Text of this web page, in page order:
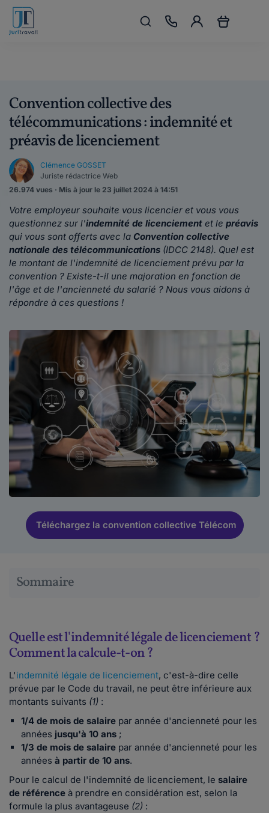
Convention collective des
télécommunications : indemnité et
préavis de licenciement
Clémence GOSSET
Juriste rédactrice Web
26.974 vues · Mis à jour le 23 juillet 2024 à 14:51
Votre employeur souhaite vous licencier et vous vous
questionnez sur l'indemnité de licenciement et le préavis
qui vous sont offerts avec la Convention collective
nationale des télécommunications (IDCC 2148). Quel est
le montant de l'indemnité de licenciement prévu par la
convention ? Existe-t-il une majoration en fonction de
l'âge et de l'ancienneté du salarié ? Nous vous aidons à
répondre à ces questions !
Téléchargez la convention collective Télécom
Sommaire
Quelle est l'indemnité légale de licenciement ?
Comment la calcule-t-on ?
L'indemnité légale de licenciement, c'est-à-dire celle
prévue par le Code du travail, ne peut être inférieure aux
montants suivants (1) :
1/4 de mois de salaire par année d'ancienneté pour les
années jusqu'à 10 ans ;
1/3 de mois de salaire par année d'ancienneté pour les
années à partir de 10 ans.
Pour le calcul de l'indemnité de licenciement, le salaire
de référence à prendre en considération est, selon la
formule la plus avantageuse (2) :